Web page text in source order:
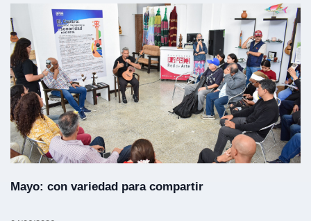
Mayo: con variedad para compartir